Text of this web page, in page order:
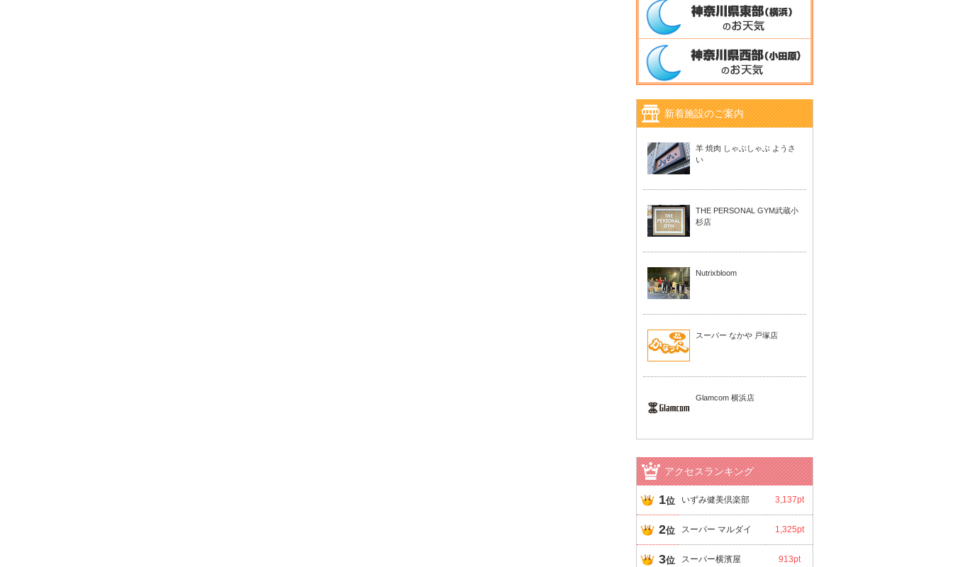
新着施設のご案内
羊 焼肉 しゃぶしゃぶ ようさ
い
THE PERSONAL GYM武蔵小
杉店
Nutrixbloom
スーパー なかや 戸塚店
Glamcom 横浜店
アクセスランキング
1位 いずみ健美倶楽部 3,137pt
2位 スーパー マルダイ 1,325pt
3位 スーパー横濱屋 913pt